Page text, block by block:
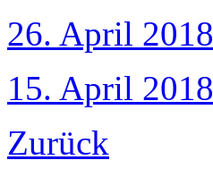
26. April 2018
15. April 2018
Zurück